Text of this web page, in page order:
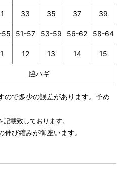
33 35 37 39
55 51-57 53-59 56-62 58-64
12 13 14 15
脇ハギ
ので多少の誤差があります。予め
載致しております。
び縮みが御座います。